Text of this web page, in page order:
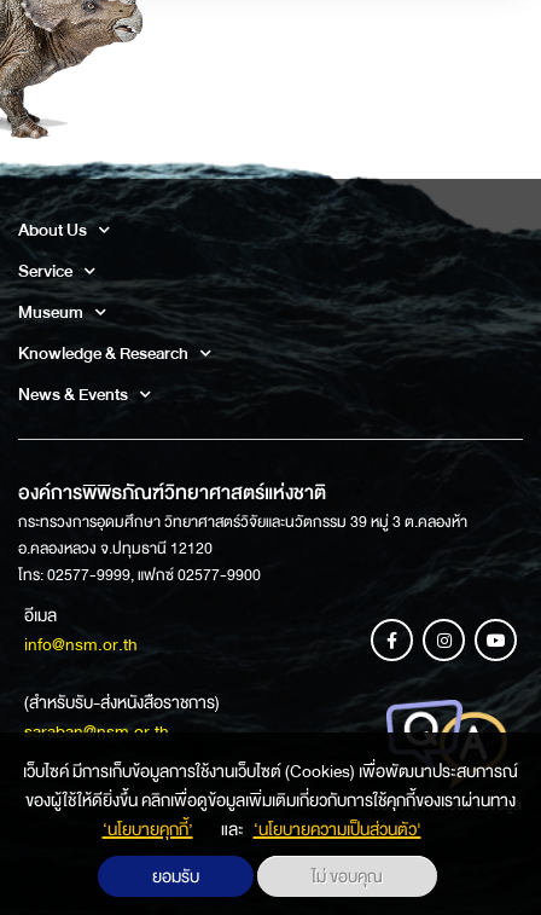
About Us
Service
Museum
Knowledge & Research
News & Events
องค์การพิพิธภัณฑ์วิทยาศาสตร์แห่งชาติ
กระทรวงการอุดมศึกษา วิทยาศาสตร์วิจัยและนวัตกรรม 39 หมู่ 3 ต.คลองห้า
อ.คลองหลวง จ.ปทุมธานี 12120
โทร: 02577-9999, แฟกซ์ 02577-9900
อีเมล
info@nsm.or.th
(สำหรับรับ-ส่งหนังสือราชการ)
saraban@nsm.or.th
ช่องทางการสอบถามข้อมูล
เว็บไซค์ มีการเก็บข้อมูลการใช้งานเว็บไซต์ (Cookies) เพื่อพัฒนาประสบการณ์
ของผู้ใช้ให้ดียิ่งขึ้น คลิกเพื่อดูข้อมูลเพิ่มเติมเกี่ยวกับการใช้คุกกี้ของเราผ่านทาง
‘นโยบายคุกกี้’
และ ‘นโยบายความเป็นส่วนตัว'
ยอมรับ
ไม่ ขอบคุณ